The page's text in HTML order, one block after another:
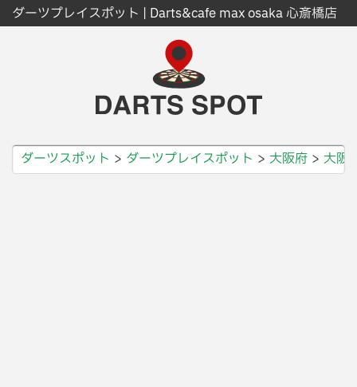
ダーツプレイスポット | Darts&cafe max osaka 心斎橋店
ダーツスポット ダーツプレイスポット 大阪府 大阪